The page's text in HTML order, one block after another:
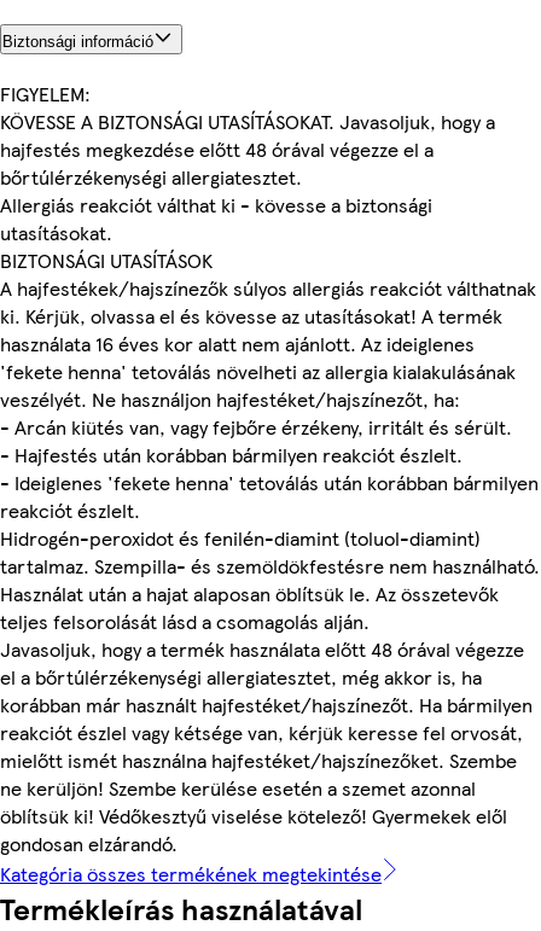
Biztonsági információ
FIGYELEM:
KÖVESSE A BIZTONSÁGI UTASÍTÁSOKAT. Javasoljuk, hogy a
hajfestés megkezdése előtt 48 órával végezze el a
bőrtúlérzékenységi allergiatesztet.
Allergiás reakciót válthat ki - kövesse a biztonsági
utasításokat.
BIZTONSÁGI UTASÍTÁSOK
A hajfestékek/hajszínezők súlyos allergiás reakciót válthatnak
ki. Kérjük, olvassa el és kövesse az utasításokat! A termék
használata 16 éves kor alatt nem ajánlott. Az ideiglenes
'fekete henna' tetoválás növelheti az allergia kialakulásának
veszélyét. Ne használjon hajfestéket/hajszínezőt, ha:
- Arcán kiütés van, vagy fejbőre érzékeny, irritált és sérült.
- Hajfestés után korábban bármilyen reakciót észlelt.
- Ideiglenes 'fekete henna' tetoválás után korábban bármilyen
reakciót észlelt.
Hidrogén-peroxidot és fenilén-diamint (toluol-diamint)
tartalmaz. Szempilla- és szemöldökfestésre nem használható.
Használat után a hajat alaposan öblítsük le. Az összetevők
teljes felsorolását lásd a csomagolás alján.
Javasoljuk, hogy a termék használata előtt 48 órával végezze
el a bőrtúlérzékenységi allergiatesztet, még akkor is, ha
korábban már használt hajfestéket/hajszínezőt. Ha bármilyen
reakciót észlel vagy kétsége van, kérjük keresse fel orvosát,
mielőtt ismét használna hajfestéket/hajszínezőket. Szembe
ne kerüljön! Szembe kerülése esetén a szemet azonnal
öblítsük ki! Védőkesztyű viselése kötelező! Gyermekek elől
gondosan elzárandó.
Kategória összes termékének megtekintése
Termékleírás használatával